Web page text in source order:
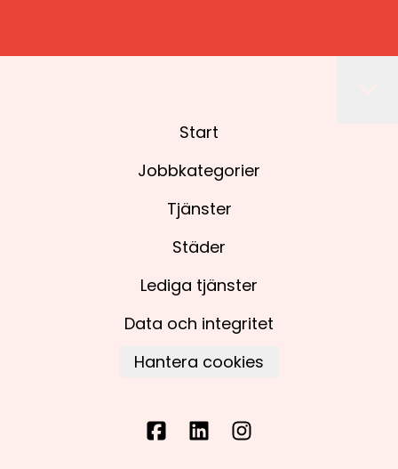
Start
Jobbkategorier
Tjänster
Städer
Lediga tjänster
Data och integritet
Hantera cookies